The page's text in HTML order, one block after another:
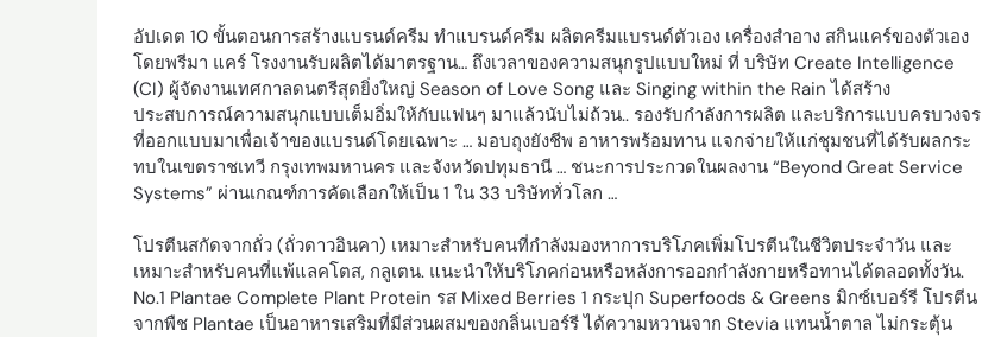
อัปเดต 10 ขั้นตอนการสร้างแบรนด์ครีม ทำแบรนด์ครีม ผลิตครีมแบรนด์ตัวเอง เครื่องสำอาง สกินแคร์ของตัวเอง
โดยพรีมา แคร์ โรงงานรับผลิตได้มาตรฐาน… ถึงเวลาของความสนุกรูปแบบใหม่ ที่ บริษัท Create Intelligence
(CI) ผู้จัดงานเทศกาลดนตรีสุดยิ่งใหญ่ Season of Love Song และ Singing within the Rain ได้สร้าง
ประสบการณ์ความสนุกแบบเต็มอิ่มให้กับแฟนๆ มาแล้วนับไม่ถ้วน.. รองรับกำลังการผลิต และบริการแบบครบวงจร
ที่ออกแบบมาเพื่อเจ้าของแบรนด์โดยเฉพาะ … มอบถุงยังชีพ อาหารพร้อมทาน แจกจ่ายให้แก่ชุมชนที่ได้รับผลกระ
ทบในเขตราชเทวี กรุงเทพมหานคร และจังหวัดปทุมธานี … ชนะการประกวดในผลงาน “Beyond Great Service
Systems” ผ่านเกณฑ์การคัดเลือกให้เป็น 1 ใน 33 บริษัททั่วโลก …
โปรตีนสกัดจากถั่ว (ถั่วดาวอินคา) เหมาะสำหรับคนที่กำลังมองหาการบริโภคเพิ่มโปรตีนในชีวิตประจำวัน และ
เหมาะสำหรับคนที่แพ้แลคโตส, กลูเตน. แนะนำให้บริโภคก่อนหรือหลังการออกกำลังกายหรือทานได้ตลอดทั้งวัน.
No.1 Plantae Complete Plant Protein รส Mixed Berries 1 กระปุก Superfoods & Greens มิกซ์เบอร์รี โปรตีน
จากพืช Plantae เป็นอาหารเสริมที่มีส่วนผสมของกลิ่นเบอร์รี ได้ความหวานจาก Stevia แทนน้ำตาล ไม่กระตุ้น